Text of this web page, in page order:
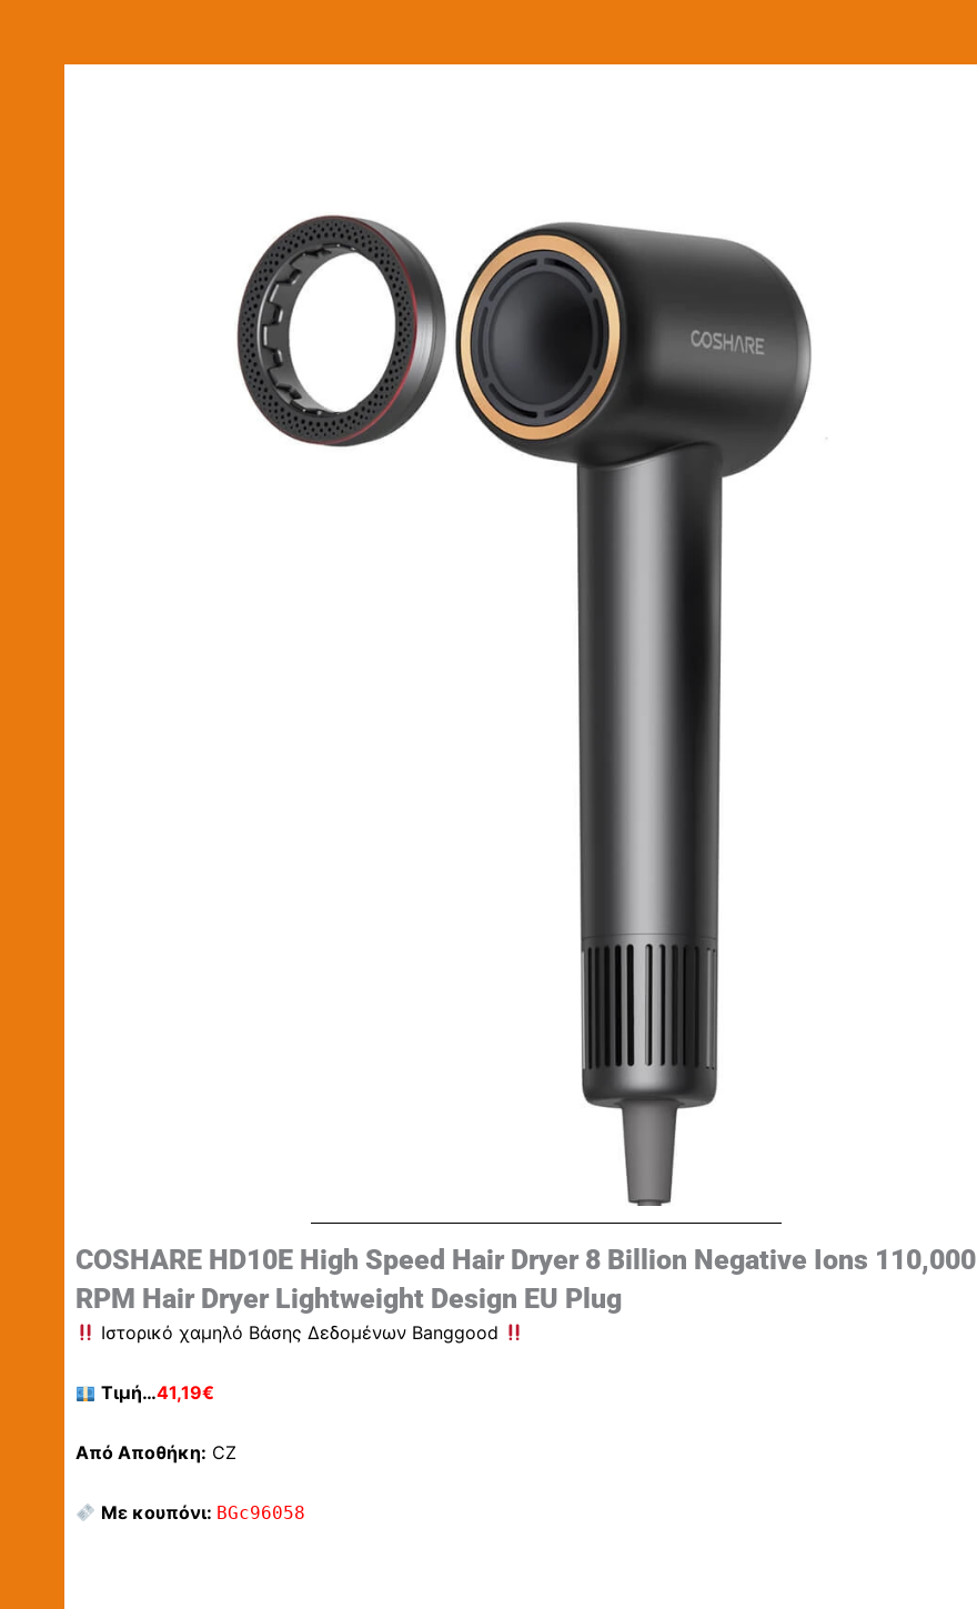
COSHARE HD10E High Speed Hair Dryer 8 Billion Negative Ions 110,000
RPM Hair Dryer Lightweight Design EU Plug
Ιστορικό χαμηλό Βάσης Δεδομένων Banggood
Τιμή…41,19€
Από Αποθήκη: CZ
Με κουπόνι: BGc96058